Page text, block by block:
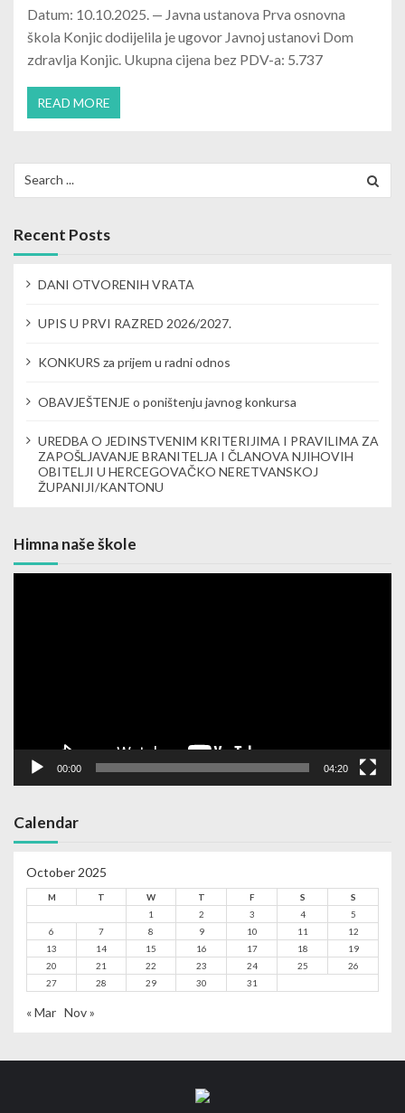
Datum: 10.10.2025. — Javna ustanova Prva osnovna
škola Konjic dodijelila je ugovor Javnoj ustanovi Dom
zdravlja Konjic. Ukupna cijena bez PDV-a: 5.737
READ MORE
for:
Recent Posts
DANI OTVORENIH VRATA
UPIS U PRVI RAZRED 2026/2027.
KONKURS za prijem u radni odnos
OBAVJEŠTENJE o poništenju javnog konkursa
UREDBA O JEDINSTVENIM KRITERIJIMA I PRAVILIMA ZA
ZAPOŠLJAVANJE BRANITELJA I ČLANOVA NJIHOVIH
OBITELJI U HERCEGOVAČKO NERETVANSKOJ
ŽUPANIJI/KANTONU
Himna naše škole
00:00 04:20
Calendar
October 2025
M T W T F S
S
1
2 3 4
5
6
7 8 9 10 11
12
13
14 15 16 17 18
19
20
21 22 23 24 25
26
27
28 29 30 31
« Mar Nov »